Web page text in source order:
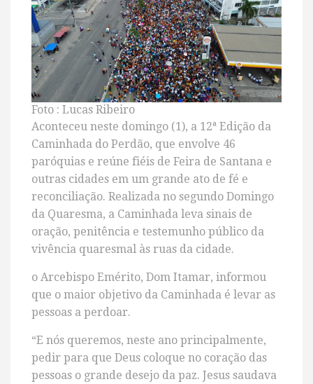
Foto : Lucas Ribeiro
Aconteceu neste domingo (1), a 12ª Edição da
Caminhada do Perdão, que envolve 46
paróquias e reúne fiéis de Feira de Santana e
outras cidades em um grande ato de fé e
reconciliação. Realizada no segundo Domingo
da Quaresma, a Caminhada leva sinais de
oração, penitência e testemunho público da
vivência quaresmal às ruas da cidade.
o Arcebispo Emérito, Dom Itamar, informou
que o maior objetivo da Caminhada é levar as
pessoas a perdoar.
“E nós queremos, neste ano principalmente,
pedir para que Deus coloque no coração das
pessoas o grande desejo da paz. Jesus saudava